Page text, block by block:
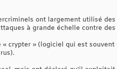
ont largement utilisé des
à grande échelle contre
crypter » (logiciel qui est